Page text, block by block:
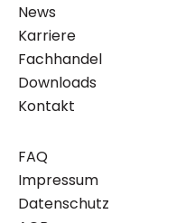
News
Karriere
Fachhandel
Downloads
Kontakt
FAQ
Impressum
Datenschutz